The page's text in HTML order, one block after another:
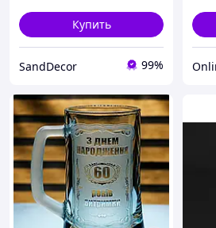
Купить
SandDecor 99%